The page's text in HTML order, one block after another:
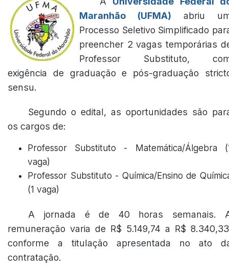
Maranhão (UFMA) abriu
Processo Seletivo Simplificado
preencher 2 vagas temporárias
Professor Substituto,
exigência de graduação e pós-graduação
sensu.
Segundo o edital, as oportunidades são
os cargos de:
Professor Substituto - Matemática/Álgebra
vaga)
Professor Substituto - Química/Ensino de
(1 vaga)
A jornada é de 40 horas semanais.
remuneração varia de R$ 5.149,74 a R$
conforme a titulação apresentada no ato
contratação.